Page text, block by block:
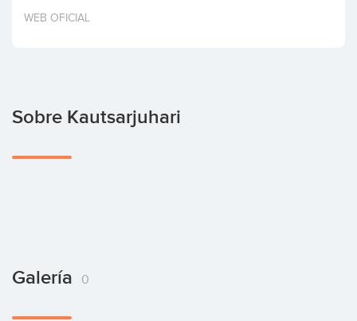
Invertir
WEB OFICIAL
Sobre Kautsarjuhari
Galería 0